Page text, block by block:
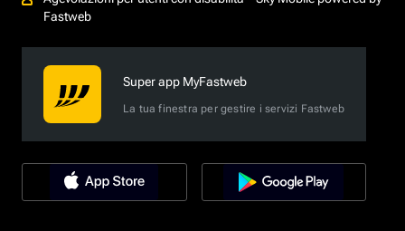
Fastweb
Super app MyFastweb
La tua finestra per gestire i servizi Fastweb